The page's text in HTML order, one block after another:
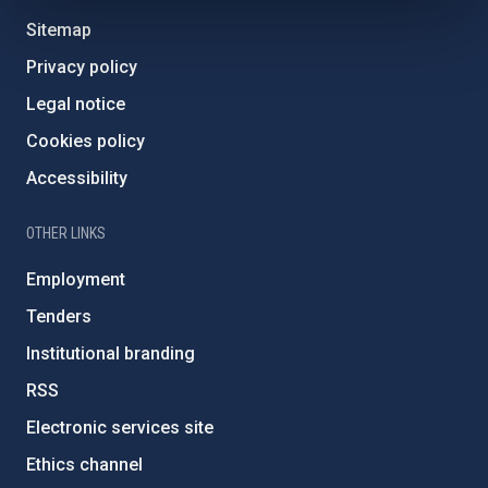
Sitemap
Privacy policy
Legal notice
Cookies policy
Accessibility
OTHER LINKS
Employment
Tenders
Institutional branding
RSS
Electronic services site
Ethics channel